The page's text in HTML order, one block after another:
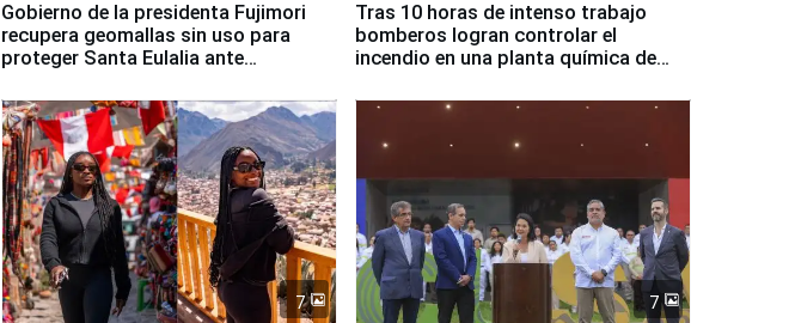
Gobierno de la presidenta Fujimori
recupera geomallas sin uso para
proteger Santa Eulalia ante
Tras 10 horas de intenso trabajo
bomberos logran controlar el
incendio en una planta química de
7 7